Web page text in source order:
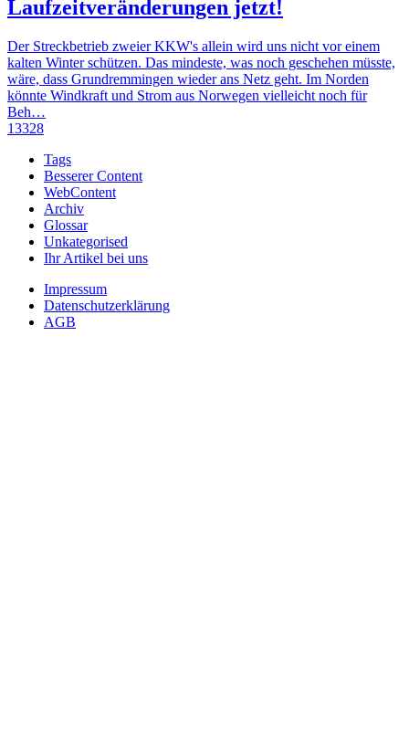
Laufzeitveränderungen jetzt!
Der Streckbetrieb zweier KKW's allein wird uns nicht vor einem
kalten Winter schützen. Das mindeste, was noch geschehen müsste,
wäre, dass Grundremmingen wieder ans Netz geht. Im Norden
könnte Windkraft und Strom aus Norwegen vielleicht noch für
Beh…
13328
Tags
Besserer Content
WebContent
Archiv
Glossar
Unkategorised
Ihr Artikel bei uns
Impressum
Datenschutzerklärung
AGB